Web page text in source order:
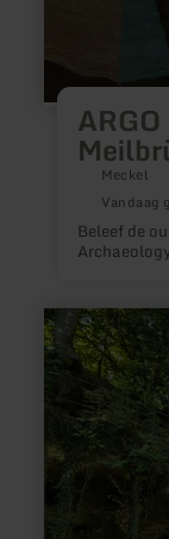
Meckel
Vandaag
Beleef de
meer
informatie
over:
"Felsenweiher"
(rotsvijver)